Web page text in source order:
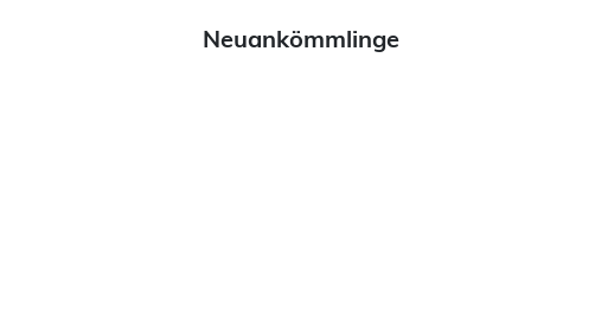
Neuankömmlinge